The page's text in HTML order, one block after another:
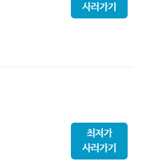
사러가기
최저가
사러가기